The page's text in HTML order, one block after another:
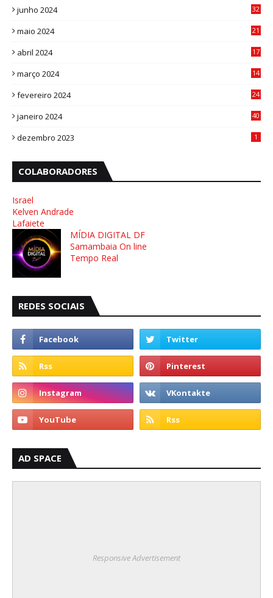
junho 2024
32
maio 2024
21
abril 2024
17
março 2024
14
fevereiro 2024
24
janeiro 2024
40
dezembro 2023 1
COLABORADORES
Israel
Kelven Andrade
Lafaiete
MÍDIA DIGITAL DF
Samambaia On line
Tempo Real
REDES SOCIAIS
AD SPACE
Responsive Advertisement